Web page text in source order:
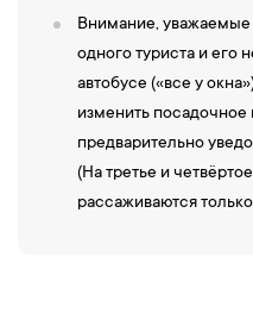
Внимание,
одного туриста и его
автобусе («все у
изменить посадочное
предварительно
(На третье и
рассаживаются